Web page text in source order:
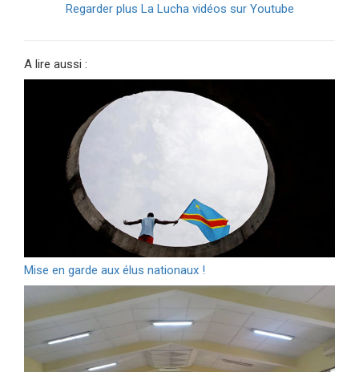
Regarder plus La Lucha vidéos sur Youtube
A lire aussi :
Mise en garde aux élus nationaux !